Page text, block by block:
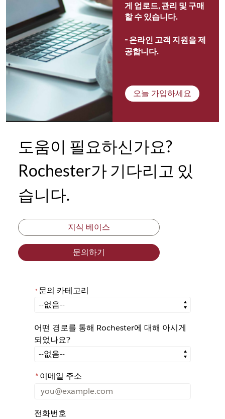
게 업로드, 관리 및 구매
할 수 있습니다.
- 온라인 고객 지원을 제
공합니다.
오늘 가입하세요
도움이 필요하신가요?
Rochester가 기다리고 있
습니다.
지식 베이스
문의하기
* 문의 카테고리
문의 카테고리
어떤 경로를 통해 Rochester에 대해 아시게
되었나요?
어떤 경로를 통해 Rochester에 대해 아시게 되었나요?
*이메일 주소
전화번호